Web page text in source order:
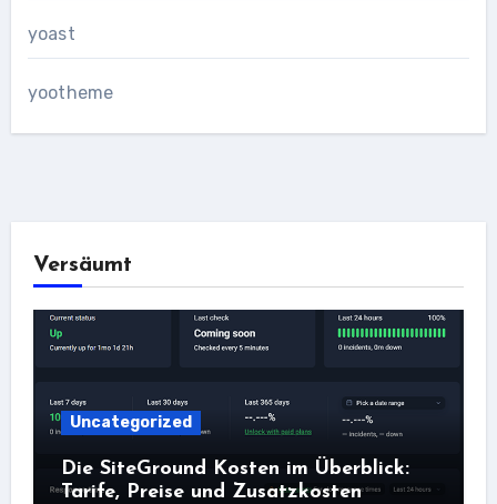
yoast
yootheme
Versäumt
Uncategorized
Die SiteGround Kosten im Überblick:
Tarife, Preise und Zusatzkosten